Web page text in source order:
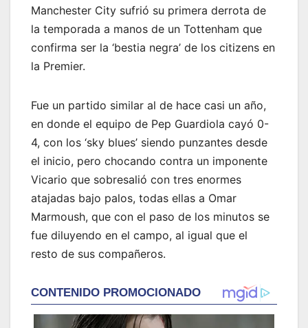
Manchester City sufrió su primera derrota de
la temporada a manos de un Tottenham que
confirma ser la ‘bestia negra’ de los citizens en
la Premier.
Fue un partido similar al de hace casi un año,
en donde el equipo de Pep Guardiola cayó 0-
4, con los ‘sky blues’ siendo punzantes desde
el inicio, pero chocando contra un imponente
Vicario que sobresalió con tres enormes
atajadas bajo palos, todas ellas a Omar
Marmoush, que con el paso de los minutos se
fue diluyendo en el campo, al igual que el
resto de sus compañeros.